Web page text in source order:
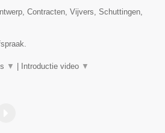
Contracten, Vijvers, Schuttingen,
▼ | Introductie video ▼